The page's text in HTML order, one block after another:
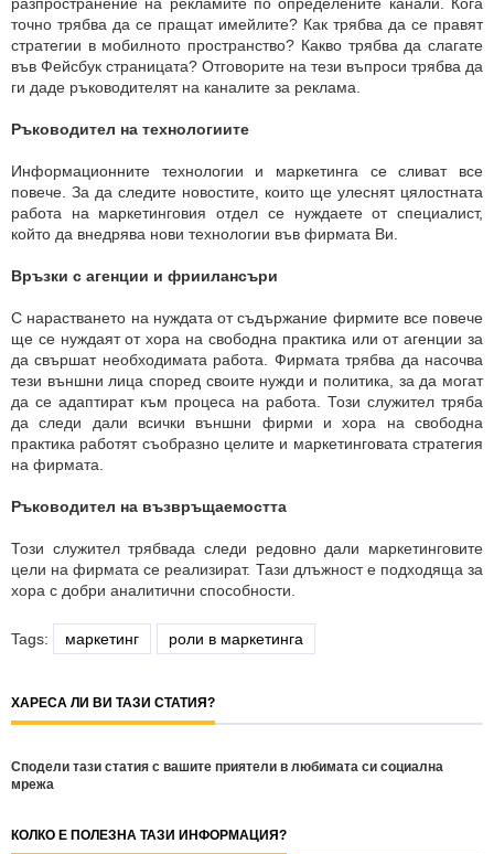
точно трябва да се пращат имейлите? Как трябва да се правят
стратегии в мобилното пространство? Какво трябва да слагате
във Фейсбук страницата? Отговорите на тези въпроси трябва да
ги даде ръководителят на каналите за реклама.
Ръководител на технологиите
Информационните технологии и маркетинга се сливат все
повече. За да следите новостите, които ще улеснят цялостната
работа на маркетинговия отдел се нуждаете от специалист,
който да внедрява нови технологии във фирмата Ви.
Връзки с агенции и фриилансъри
С нарастването на нуждата от съдържание фирмите все повече
ще се нуждаят от хора на свободна практика или от агенции за
да свършат необходимата работа. Фирмата трябва да насочва
тези външни лица според своите нужди и политика, за да могат
да се адаптират към процеса на работа. Този служител тряба
да следи дали всички външни фирми и хора на свободна
практика работят съобразно целите и маркетинговата стратегия
на фирмата.
Ръководител на възвръщаемостта
Този служител трябвада следи редовно дали маркетинговите
цели на фирмата се реализират. Тази длъжност е подходяща за
хора с добри аналитични способности.
Tags: маркетинг роли в маркетинга
ХАРЕСА ЛИ ВИ ТАЗИ СТАТИЯ?
Сподели тази статия с вашите приятели в любимата си социална
мрежа
КОЛКО Е ПОЛЕЗНА ТАЗИ ИНФОРМАЦИЯ?